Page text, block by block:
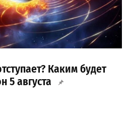
Каким будет
5 августа